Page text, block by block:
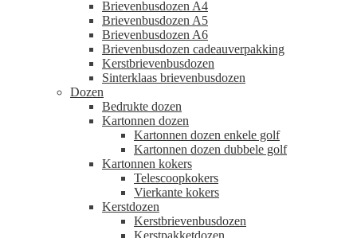
Brievenbusdozen A4
Brievenbusdozen A5
Brievenbusdozen A6
Brievenbusdozen cadeauverpakking
Kerstbrievenbusdozen
Sinterklaas brievenbusdozen
Dozen
Bedrukte dozen
Kartonnen dozen
Kartonnen dozen enkele golf
Kartonnen dozen dubbele golf
Kartonnen kokers
Telescoopkokers
Vierkante kokers
Kerstdozen
Kerstbrievenbusdozen